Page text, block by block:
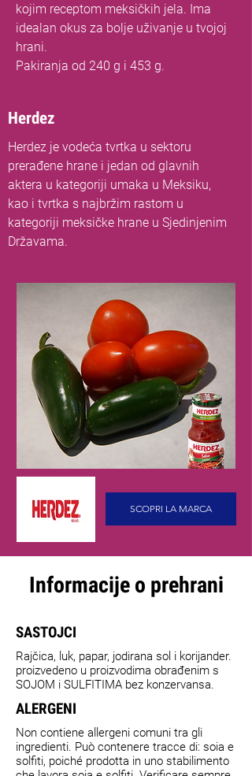
kojim receptom meksičkih jela. Ima
idealan okus za bolje uživanje u tvojoj
hrani.
Pakiranja od 240 g i 453 g.
Herdez
Herdez je vodeća tvrtka u sektoru
prerađene hrane i jedan od glavnih
aktera u kategoriji umaka u Meksiku,
kao i tvrtka s najbržim rastom u
kategoriji meksičke hrane u Sjedinjenim
Državama.
SCOPRI LA MARCA
Informacije o prehrani
SASTOJCI
Rajčica, luk, papar, jodirana sol i korijander.
proizvedeno u proizvodima obrađenim s
SOJOM i SULFITIMA bez konzervansa.
ALERGENI
Non contiene allergeni comuni tra gli
ingredienti. Può contenere tracce di: soia e
solfiti, poiché prodotta in uno stabilimento